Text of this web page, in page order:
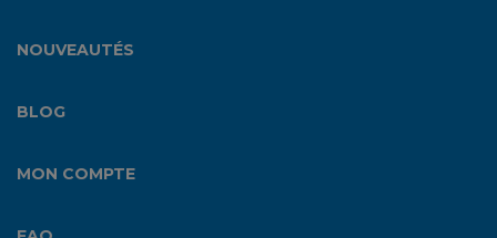
NOUVEAUTÉS
BLOG
MON COMPTE